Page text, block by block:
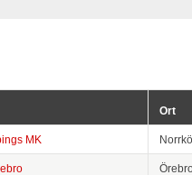
Ort
MK